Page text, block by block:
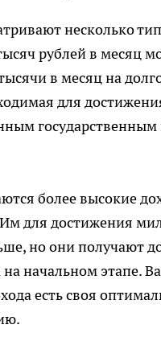
несколько
рублей в месяц
в месяц на
для
более высокие
для достижения
но они получают
на начальном этапе.
есть своя